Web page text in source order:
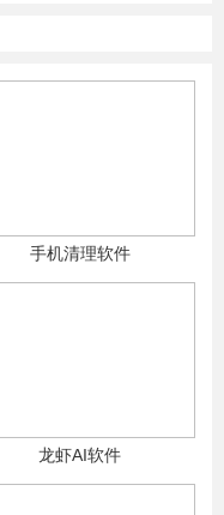
手机清理软件
龙虾AI软件